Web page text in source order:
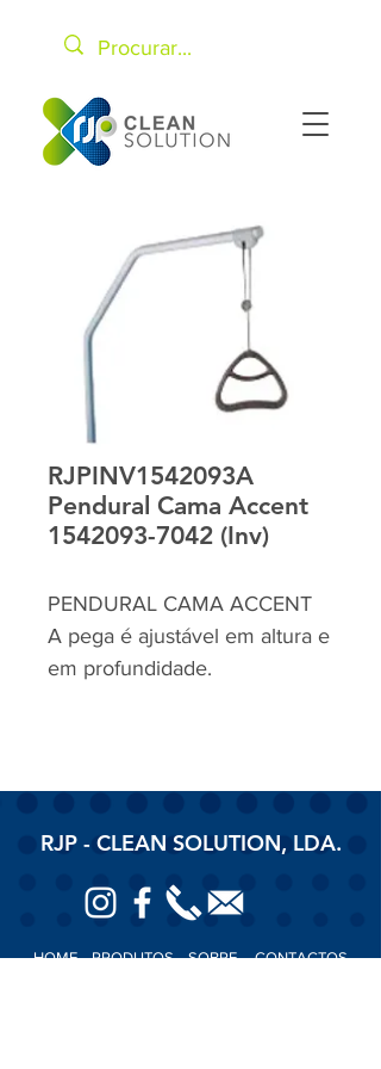
RJPINV1542093A
Pendural Cama Accent
1542093-7042 (Inv)
PENDURAL CAMA ACCENT
A pega é ajustável em altura e
em profundidade.
RJP - CLEAN SOLUTION, LDA.
HOMEPRODUTOSSOBRE CONTACTOS